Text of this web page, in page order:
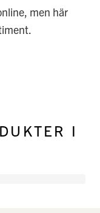
men här
I